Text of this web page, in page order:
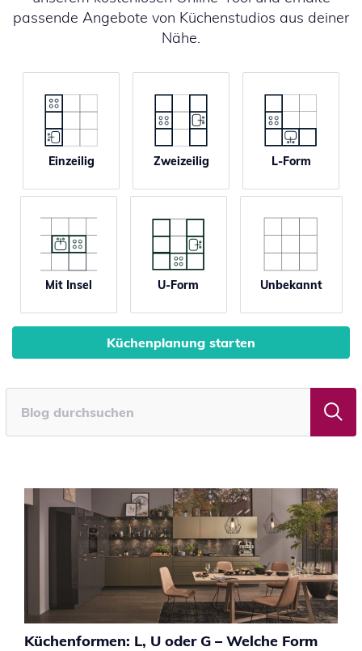
passende Angebote von Küchenstudios aus deiner
Nähe.
Einzeilig Zweizeilig L-Form
Mit Insel U-Form Unbekannt
Küchenplanung starten
Küchenformen: L, U oder G – Welche Form